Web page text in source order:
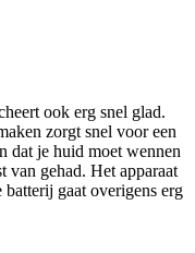
ook erg snel glad.
zorgt snel voor een
dat je huid moet wennen
van gehad. Het apparaat
gaat overigens erg